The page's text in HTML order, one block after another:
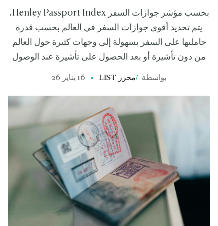
بحسب مؤشر جوازات السفر Henley Passport Index،
يتم تحديد أقوى جوازات السفر في العالم بحسب قدرة
حامليها على السفر بسهولة إلى وجهات كثيرة حول العالم
من دون تأشيرة أو بعد الحصول على تأشيرة عند الوصول
بواسطة /محرر LIST 16 يناير 26